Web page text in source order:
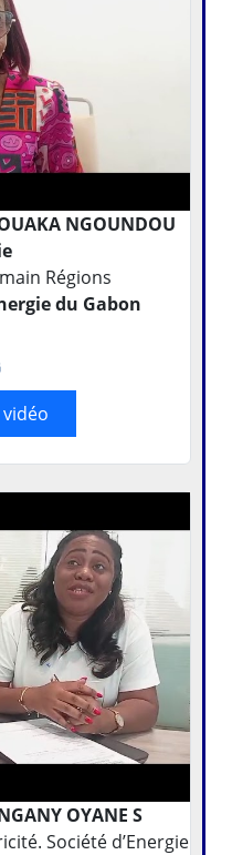
NGOUNDOU
Régions
du Gabon
OYANE S
Société d’Energie